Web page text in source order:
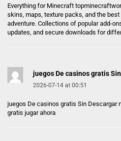
Everything for Minecraft
skins, maps, texture packs, and the
adventure. Collections of popular add-
updates, and secure downloads for
juegos De casinos gratis
2026-07-14 at 00:51
juegos De casinos gratis Sin Descargar
gratis jugar ahora